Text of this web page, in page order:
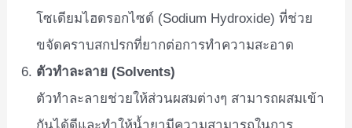
โซเดียมไฮดรอกไซด์ (Sodium Hydroxide) ที่ช่วย
ขจัดคราบสกปรกที่ยากต่อการทำความสะอาด
ตัวทำละลาย (Solvents)
ตัวทำละลายช่วยให้ส่วนผสมต่างๆ สามารถผสมเข้า